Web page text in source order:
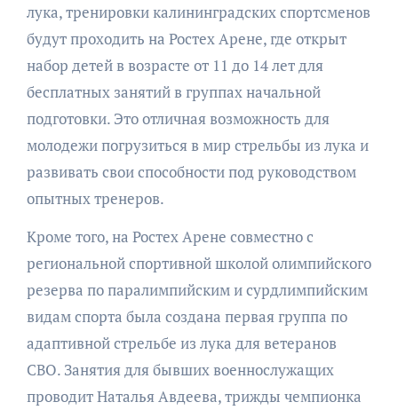
лука, тренировки калининградских спортсменов
будут проходить на Ростех Арене, где открыт
набор детей в возрасте от 11 до 14 лет для
бесплатных занятий в группах начальной
подготовки. Это отличная возможность для
молодежи погрузиться в мир стрельбы из лука и
развивать свои способности под руководством
опытных тренеров.
Кроме того, на Ростех Арене совместно с
региональной спортивной школой олимпийского
резерва по паралимпийским и сурдлимпийским
видам спорта была создана первая группа по
адаптивной стрельбе из лука для ветеранов
СВО. Занятия для бывших военнослужащих
проводит Наталья Авдеева, трижды чемпионка